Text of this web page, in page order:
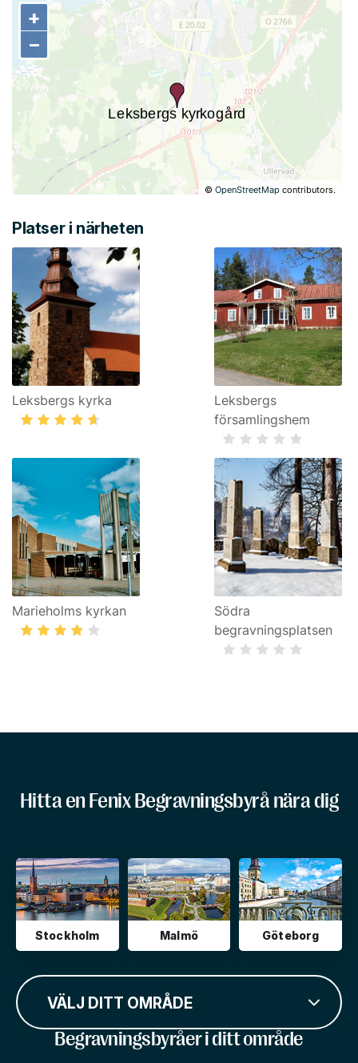
+
−
©OpenStreetMap contributors.
+
−
Platser i närheten
Leksbergs kyrka
Leksbergs
församlingshem
Marieholms kyrkan
Södra
begravningsplatsen
Hitta en Fenix Begravningsbyrå nära dig
Stockholm Malmö Göteborg
VÄLJ DITT OMRÅDE
Begravningsbyråer i ditt område